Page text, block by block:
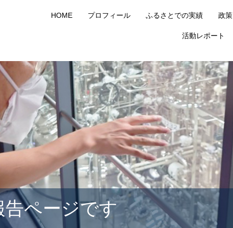
HOME プロフィール ふるさとでの実績 政策
活動レポート
ページです